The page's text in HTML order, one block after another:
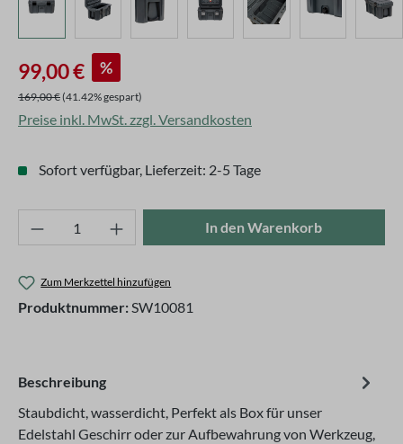
Verkaufspreis:
99,00 € %
Regulärer Preis:
169,00 €(41.42% gespart)
Preise inkl. MwSt. zzgl. Versandkosten
Sofort verfügbar, Lieferzeit: 2-5 Tage
Produkt Anzahl: Gib den gewünschten
In den Warenkorb
Zum Merkzettel hinzufügen
Produktnummer:SW10081
Beschreibung
Staubdicht, wasserdicht, Perfekt als Box für unser
Edelstahl Geschirr oder zur Aufbewahrung von Werkzeug,